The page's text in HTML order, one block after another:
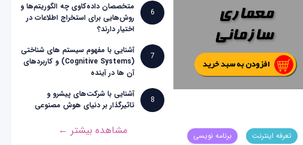
6
متخصصان داده‌کاوی چه الگوریتم‌ها و
روش‌هایی برای استخراج اطلاعات در
اختیار دارند؟
7
آشنایی با مفهوم سیستم های شناختی
(Cognitive Systems) و کاربردهای
آن ها در آینده
8
آشنایی با شرکت‌های پیشرو و
تاثیرگذار بر دنیای هوش مصنوعی
مشاهده بیشتر ← تعرفه اینترنت برنامه نویسی